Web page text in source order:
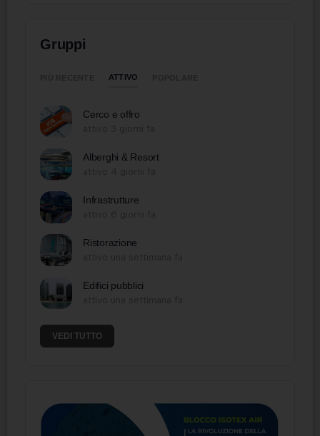
Gruppi
ATTIVO
Cerco e offro
Alberghi & Resort
Infrastrutture
Ristorazione
Edifici pubblici
VEDI TUTTO